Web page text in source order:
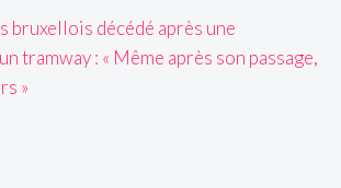
bruxellois décédé après une
tramway : « Même après son passage,
»